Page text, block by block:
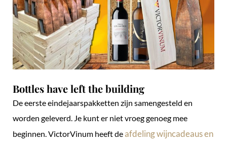
Bottles have left the building
De eerste eindejaarspakketten zijn samengesteld en
worden geleverd. Je kunt er niet vroeg genoeg mee
beginnen. VictorVinum heeft deafdeling wijncadeaus en